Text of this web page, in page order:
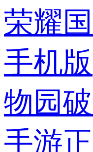
荣耀
手机版
物园
手游